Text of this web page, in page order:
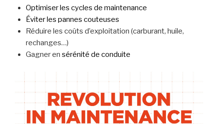
Optimiser les cycles de maintenance
Éviter les pannes couteuses
Réduire les coûts d’exploitation (carburant, huile,
rechanges…)
Gagner en sérénité de conduite